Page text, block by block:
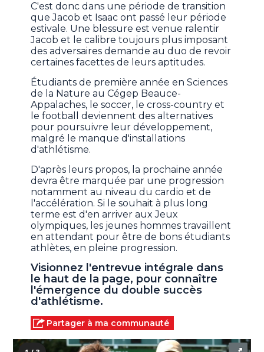
C'est donc dans une période de transition
que Jacob et Isaac ont passé leur période
estivale. Une blessure est venue ralentir
Jacob et le calibre toujours plus imposant
des adversaires demande au duo de revoir
certaines facettes de leurs aptitudes.
Étudiants de première année en Sciences
de la Nature au Cégep Beauce-
Appalaches, le soccer, le cross-country et
le football deviennent des alternatives
pour poursuivre leur développement,
malgré le manque d'installations
d'athlétisme.
D'après leurs propos, la prochaine année
devra être marquée par une progression
notamment au niveau du cardio et de
l'accélération. Si le souhait à plus long
terme est d'en arriver aux Jeux
olympiques, les jeunes hommes travaillent
en attendant pour être de bons étudiants
athlètes, en pleine progression.
Visionnez l'entrevue intégrale dans
le haut de la page, pour connaître
l'émergence du double succès
d'athlétisme.
Partager à ma communauté